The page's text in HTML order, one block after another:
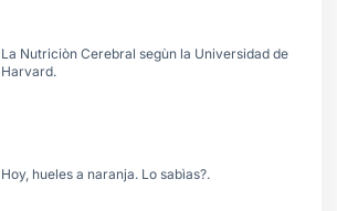
La Nutriciòn Cerebral segùn la Universidad de
Harvard.
Hoy, hueles a naranja. Lo sabìas?.